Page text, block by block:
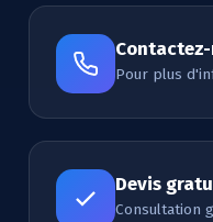
Pour plus
Devis
Consultation